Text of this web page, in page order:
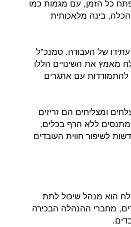
כל הזמן, עם מגמות כמו
והכלה, בינה מלאכותית
של העבודה. סמנכ"ל
מאמץ את השינויים הללו
להתמודדות עם אתגרים
ומצליחים הם זריזים
ללא הרף בכלים,
לשיפור חווית העובדים
הוא מנהל שיכול לתת
מחברי ההנהלה הבכירה